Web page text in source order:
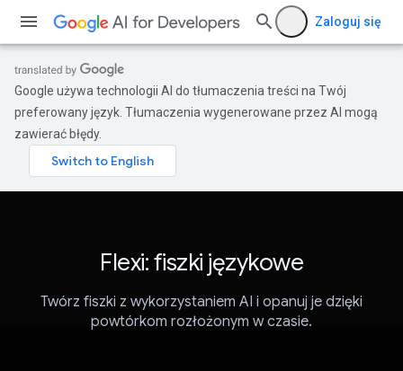
Zaloguj się
Google używa technologii AI do tłumaczenia treści na Twój
preferowany język. Tłumaczenia wygenerowane przez AI mogą
zawierać błędy.
Flexi: fiszki językowe
Twórz fiszki z wykorzystaniem AI i opanuj je dzięki
powtórkom rozłożonym w czasie.